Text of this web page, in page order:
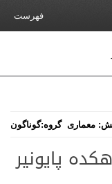
فهرست
معماری گروه:گوناگون
پایونیر